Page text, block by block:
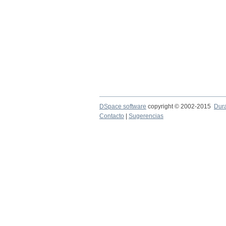
DSpace software copyright © 2002-2015
Contacto
Sugerencias